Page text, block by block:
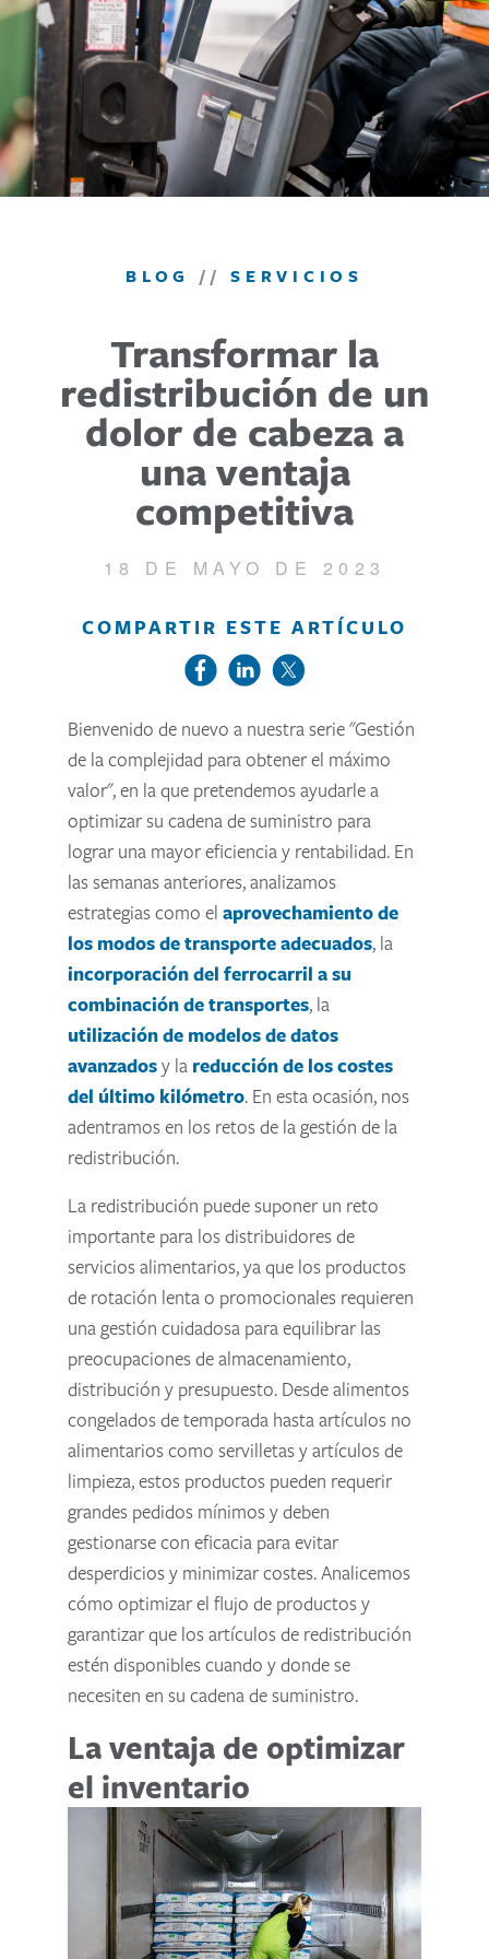
BLOG //SERVICIOS
Transformar la
redistribución de un
dolor de cabeza a
una ventaja
competitiva
18 DE MAYO DE 2023
COMPARTIR ESTE ARTÍCULO
Bienvenido de nuevo a nuestra serie "Gestión
de la complejidad para obtener el máximo
valor", en la que pretendemos ayudarle a
optimizar su cadena de suministro para
lograr una mayor eficiencia y rentabilidad. En
las semanas anteriores, analizamos
estrategias como elaprovechamiento de
los modos de transporte adecuados, la
incorporación del ferrocarril a su
combinación de transportes, la
utilización de modelos de datos
avanzadosy la reducción de los costes
del último kilómetro. En esta ocasión, nos
adentramos en los retos de la gestión de la
redistribución.
La redistribución puede suponer un reto
importante para los distribuidores de
servicios alimentarios, ya que los productos
de rotación lenta o promocionales requieren
una gestión cuidadosa para equilibrar las
preocupaciones de almacenamiento,
distribución y presupuesto. Desde alimentos
congelados de temporada hasta artículos no
alimentarios como servilletas y artículos de
limpieza, estos productos pueden requerir
grandes pedidos mínimos y deben
gestionarse con eficacia para evitar
desperdicios y minimizar costes. Analicemos
cómo optimizar el flujo de productos y
garantizar que los artículos de redistribución
estén disponibles cuando y donde se
necesiten en su cadena de suministro.
La ventaja de optimizar
el inventario